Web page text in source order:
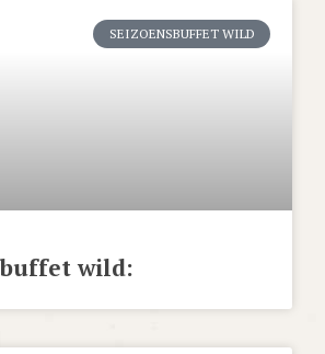
SEIZOENSBUFFET WILD
wild: